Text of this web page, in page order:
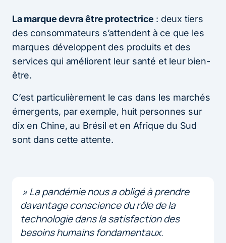
La marque devra être protectrice : deux tiers
des consommateurs s’attendent à ce que les
marques développent des produits et des
services qui améliorent leur santé et leur bien-
être.
C’est particulièrement le cas dans les marchés
émergents, par exemple, huit personnes sur
dix en Chine, au Brésil et en Afrique du Sud
sont dans cette attente.
» La pandémie nous a obligé à prendre
davantage conscience du rôle de la
technologie dans la satisfaction des
besoins humains fondamentaux.